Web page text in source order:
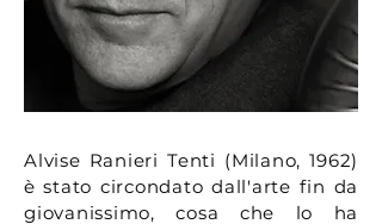
Alvise Ranieri Tenti (Milano, 1962)
è stato circondato dall'arte fin da
giovanissimo, cosa che lo ha